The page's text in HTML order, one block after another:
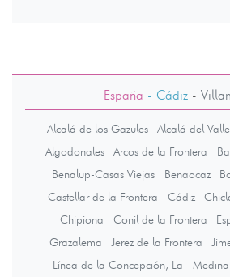
España - Cádiz-
Alcalá de los Gazules Alcalá del Valle
Algodonales
Arcos de la Frontera
Benalup-Casas Viejas
Benaocaz
Castellar de la Frontera
Cádiz
Chipiona
Conil de la Frontera
Grazalema
Jerez de la Frontera
Línea de la Concepción, La